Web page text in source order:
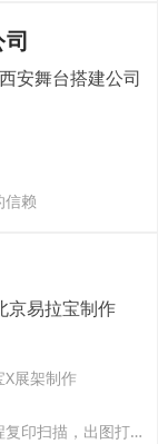
安舞台搭建公司
信赖
京易拉宝制作
展架制作
北京写真喷绘展板易拉宝数码图文快印数码工程复印扫描，出图打印大图复印24小时服务晒蓝图